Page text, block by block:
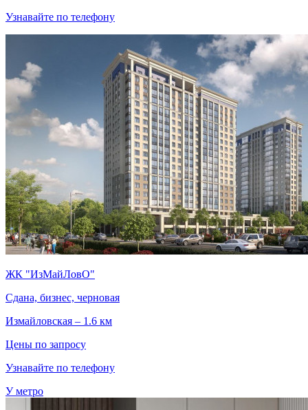
Узнавайте по телефону
ЖК "ИзМайЛовО"
Сдана, бизнес, черновая
Измайловская – 1.6 км
Цены по запросу
Узнавайте по телефону
У метро